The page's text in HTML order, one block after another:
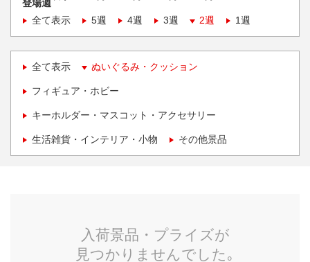
登場週
全て表示
5週 4週 3週 2週 1週
全て表示 ぬいぐるみ・クッション
フィギュア・ホビー
キーホルダー・マスコット・アクセサリー
生活雑貨・インテリア・小物 その他景品